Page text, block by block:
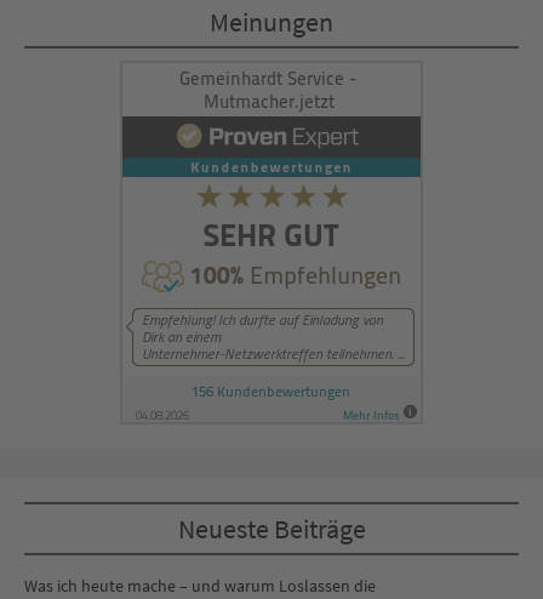
powered byUsercentrics Consent
Management Platform&eRecht24
Meinungen
Neueste Beiträge
Was ich heute mache – und warum Loslassen die